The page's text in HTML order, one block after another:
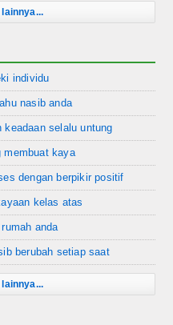
individu
nasib anda
keadaan selalu untung
membuat kaya
dengan berpikir positif
kelas atas
anda
berubah setiap saat